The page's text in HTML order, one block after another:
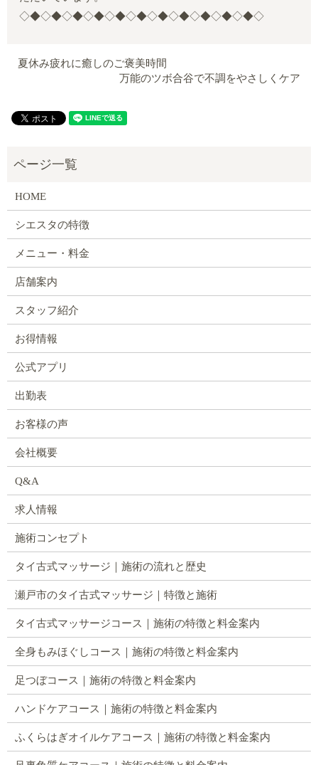
◇◆◇◆◇◆◇◆◇◆◇◆◇◆◇◆◇◆◇◆◇◆◇
夏休み疲れに癒しのご褒美時間
万能のツボ合谷で不調をやさしくケア
HOME
シエスタの特徴
メニュー・料金
店舗案内
スタッフ紹介
お得情報
公式アプリ
出勤表
お客様の声
会社概要
Q&A
求人情報
施術コンセプト
タイ古式マッサージ｜施術の流れと歴史
瀬戸市のタイ古式マッサージ｜特徴と施術
タイ古式マッサージコース｜施術の特徴と料金案内
全身もみほぐしコース｜施術の特徴と料金案内
足つぼコース｜施術の特徴と料金案内
ハンドケアコース｜施術の特徴と料金案内
ふくらはぎオイルケアコース｜施術の特徴と料金案内